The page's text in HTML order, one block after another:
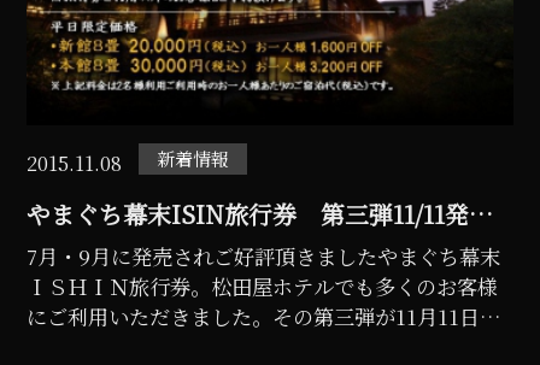
2015.11.08 新着情報
やまぐち幕末ISIN旅行券 第三弾11/11発
売！松田屋ホテルにお得に宿泊しよう♪
7月・9月に発売されご好評頂きましたやまぐち幕末
ＩＳＨＩＮ旅行券。松田屋ホテルでも多くのお客様
にご利用いただきました。その第三弾が11月11日